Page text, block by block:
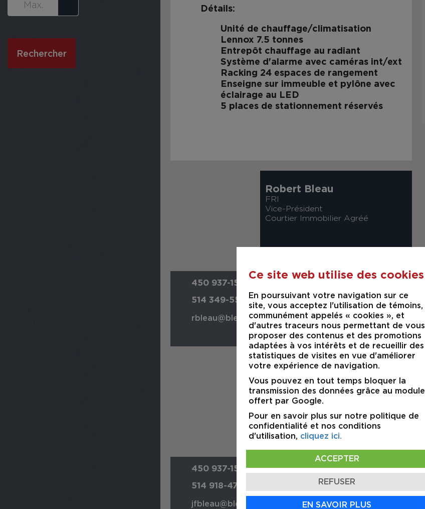
Rechercher
Détails:
Unité de chauffage/climatisation
Lennox 7.5 tonnes
Entrepôt chauffage au radiant
Système d'alarme avec caméras int/ext
Racking 24 espaces de rangement
Enseigne sur immeuble et pylône avec
éclairage au LED
5 places de stationnement réservés
Robert Bleau
FRI
Vice-Président
Courtier Immobilier Agréé
450 937-1551
514 349-5518
rbleau@bleau.biz
Jean-François Bleau
B.A.A.
Président et directeur de l'agence
Courtier Immobilier Agréé
450 937-1551
514 918-4747
jfbleau@bleau.biz
Ce site web utilise des cookies
En poursuivant votre navigation sur ce
site, vous acceptez l'utilisation de témoins,
communément appelés « cookies », et
d'autres traceurs nous permettant de vous
proposer des contenus et des promotions
adaptées à vos intérêts et de recueillir des
statistiques de visites en vue d'améliorer
votre expérience de navigation.
Vous pouvez en tout temps bloquer la
transmission des données grâce au module
offert par Google.
Pour en savoir plus sur notre politique de
confidentialité et nos conditions
d'utilisation, cliquez ici.
ACCEPTER
REFUSER
EN SAVOIR PLUS